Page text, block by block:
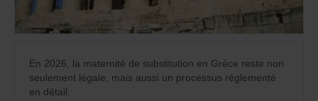
En 2026, la maternité de substitution en Grèce reste non
seulement légale, mais aussi un processus réglementé
en détail.